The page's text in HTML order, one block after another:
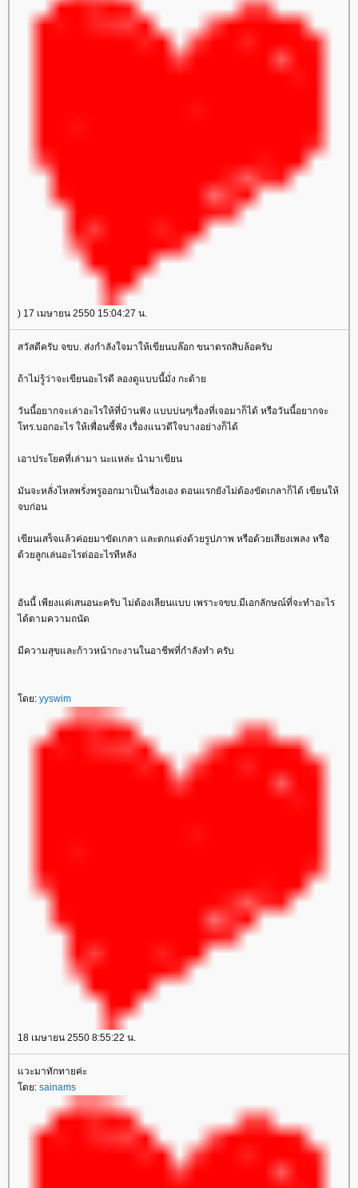
) 17 เมษายน 2550 15:04:27 น.
สวัสดีครับ จขบ. ส่งกำลังใจมาให้เขียนบล๊อก ขนาดรถสิบล้อครับ
ถ้าไม่รู้ว่าจะเขียนอะไรดี ลองดูแบบนี้มั่ง กะด้า
วันนี้อยากจะเล่าอะไรให้ที่บ้านฟัง แบบบ่นๆเรื่องที่เจอมาก็ได้ หรือวันนี้อยากจะ
ทร.บอกอะไร ให้เพื่อนซี้ฟัง เรื่องแนวดีใจบางอย่างก็ได้
เอาประโยคที่เล่ามา นะแหล่ะ นำมาเขียน
มันจะหลั่งไหลพรั่งพรูออกมาเป็นเรื่องเอง ตอนแรกยังไม่ต้องขัดเกลาก็ได้ เขียนให้
จบก่อน
เขียนเสร็จแล้วค่อยมาขัดเกลา และตกแต่งด้วยรูปภาพ หรือด้วยเสียงเพลง หรือ
ด้วยลูกเล่นอะไรต่ออะไรทีหลัง
อันนี้ เพียงแค่เสนอนะครับ ไม่ต้องเลียนแบบ เพราะจขบ.มีเอกลักษณ์ที่จะทำอะไร
ได้ตามความถนัด
มีความสุขและก้าวหน้ากะงานในอาชีพที่กำลังทำ ครับ
ดย: yyswim
18 เมษายน 2550 8:55:22 น.
วะมาทักทายค่ะ
ดย: sainams